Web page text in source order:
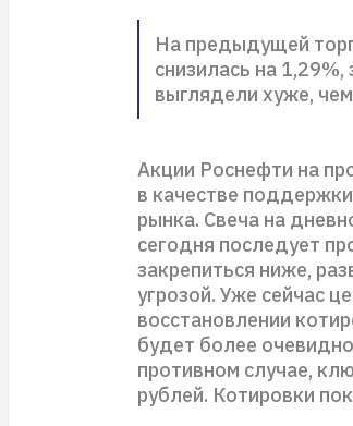
На предыдущей
снизилась на
выглядели хуже,
Акции Роснефти на
в качестве
рынка. Свеча на
сегодня последует
закрепиться ниже,
угрозой. Уже сейчас
восстановлении
будет более
противном случае,
рублей. Котировки